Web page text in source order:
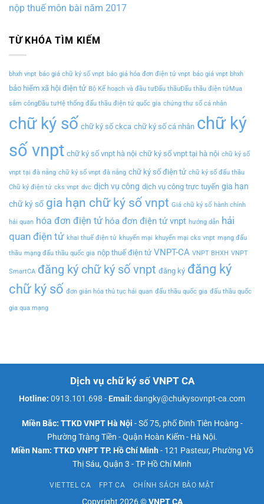
nộp thuế môn bài năm 2017
TỪ KHÓA TÌM KIẾM
bhxh vnpt báo giá chữ ký số vnpt báo giá hóa đơn điện tử vnpt báo giá vnpt bhxh
bảo hiểm xã hội điện tử Bộ Kế hoạch và đầu tưĐấu thầuĐấu thầu điện tửMua
sắm côngĐầu tưHệ thống đấu thầu điện tử quốc gia chứng thư số cá nhân
chữ ký số chữ ký số ckca chữ ký số cá nhân chữ ký
số vnpt chữ ký số vnpt hà nội chữ ký số vnpt tại hà nội chữ ký số
vnpt tại đà nẵng chữ ký số vnpt đà nẵng chữ ký số điện tử chữ ký số đấu thầu
Chữ ký điện tử cks vnpt dvc dịch vụ công dịch vụ công trực tuyến gia hạn
chữ ký số gia hạn chữ ký số vnpt Giá chữ ký số hành chính
hải quan hóa đơn điện tử hóa đơn điện tử vnpt hướng dẫn hải
quan điện tử khai thuế điện tử khuyến mại khuyến mại cks vnpt mạng đấu
thầu mạng đấu thầu quốc gia nộp thuế điện tử VNPT-CA VNPT BHXH VNPT
SmartCA đăng ký chữ ký số vnpt đăng ký đăng ký
chữ ký số đơn giản hóa thủ tục hải quan đấu thầu quốc gia đấu thầu quốc
gia qua mạng
Dịch vụ chữ ký số VNPT CA
Hotline: 0913.101.698 - Email: dangky@chukysovnpt-ca.com
Miền Bắc: TTKD VNPT Hà Nội - Số 75, phố Đinh Tiên Hoàng -
Phường Tràng Tiền - Quận Hoàn Kiếm - Hà Nội.
Miền Nam: TTKD VNPT TP. Hồ Chí Minh- 121 Pasteur, Phường Võ
Thị Sáu, Quận 3 - TP Hồ Chí Minh
VIETTEL CA FPT CA CHÍNH SÁCH BẢO MẬT